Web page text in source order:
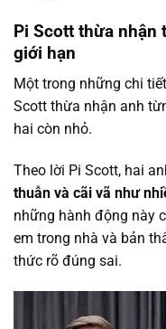
Pi Scott thừa nhận
giới hạn
Một trong những chi
Scott thừa nhận anh
hai còn nhỏ.
Theo lời Pi Scott, hai
thuẫn và cãi vã như
những hành động này
em trong nhà và bản
thức rõ đúng sai.